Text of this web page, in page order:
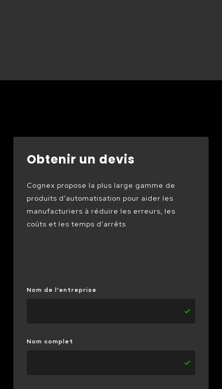
Obtenir un devis
Cognex propose la plus large gamme de
produits d'automatisation pour aider les
manufacturiers à réduire les erreurs, les
coûts et les temps d'arrêts
Nom de l'entreprise
Nom complet